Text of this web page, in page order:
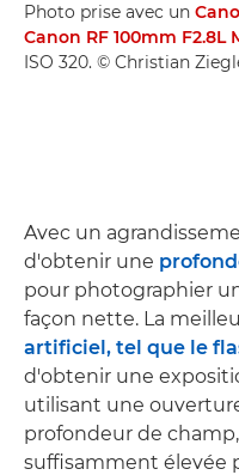
Photo prise avec un
Canon RF 100mm F2.8L
ISO 320. © Christian
Avec un
d'obtenir une
pour photographier
façon nette. La
artificiel, tel que le
d'obtenir une
utilisant une
profondeur de
suffisamment élevée